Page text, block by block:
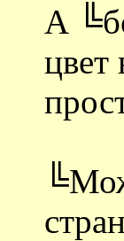
А
цвет